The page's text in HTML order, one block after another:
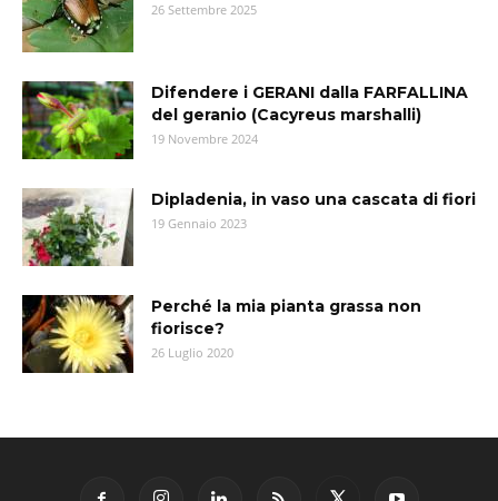
26 Settembre 2025
Difendere i GERANI dalla FARFALLINA
del geranio (Cacyreus marshalli)
19 Novembre 2024
Dipladenia, in vaso una cascata di fiori
19 Gennaio 2023
Perché la mia pianta grassa non
fiorisce?
26 Luglio 2020